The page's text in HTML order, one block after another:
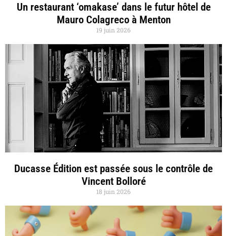
Un restaurant ‘omakase’ dans le futur hôtel de
Mauro Colagreco à Menton
19 juin 2026
Ducasse Édition est passée sous le contrôle de
Vincent Bolloré
18 juin 2026